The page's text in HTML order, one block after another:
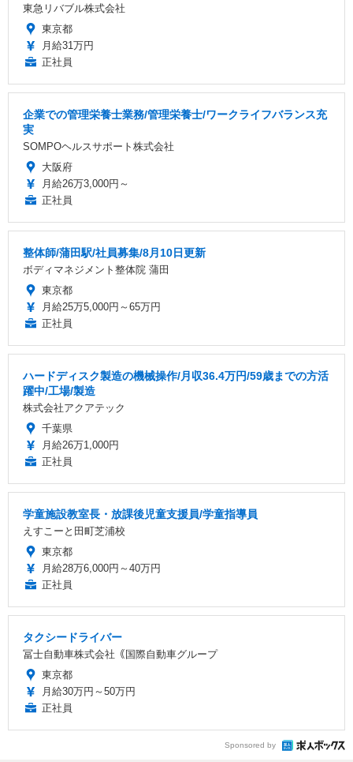
東急リバブル株式会社
東京都
月給31万円
正社員
企業での管理栄養士業務/管理栄養士/ワークライフバランス充
実
SOMPOヘルスサポート株式会社
大阪府
月給26万3,000円～
正社員
整体師/蒲田駅/社員募集/8月10日更新
ボディマネジメント整体院 蒲田
東京都
月給25万5,000円～65万円
正社員
ハードディスク製造の機械操作/月収36.4万円/59歳までの方活
躍中/工場/製造
株式会社アクアテック
千葉県
月給26万1,000円
正社員
学童施設教室長・放課後児童支援員/学童指導員
えすこーと田町芝浦校
東京都
月給28万6,000円～40万円
正社員
タクシードライバー
冨士自動車株式会社｟国際自動車グループ
東京都
月給30万円～50万円
正社員
Sponsored by